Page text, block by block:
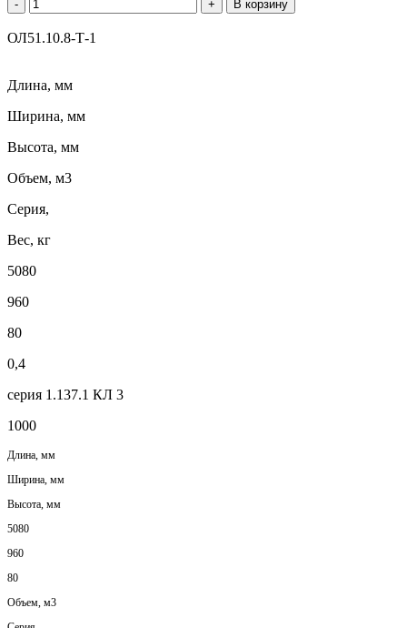
- + В корзину
ОЛ51.10.8-Т-1
Длина, мм
Ширина, мм
Высота, мм
Объем, м3
Серия,
Вес, кг
5080
960
80
0,4
серия 1.137.1 КЛ 3
1000
Длина, мм
Ширина, мм
Высота, мм
5080
960
80
Объем, м3